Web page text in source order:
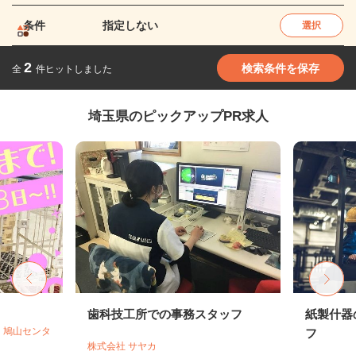
条件 指定しない 選択
全 2 件ヒットしました 検索条件を保存
埼玉県のピックアップPR求人
山センタ
歯科技工所での事務スタッフ
株式会社 サヤカ
紙製什器
フ